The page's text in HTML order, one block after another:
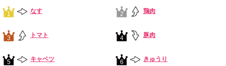
1 なす 2 鶏肉
3 トマト 4 豚肉
5 キャベツ 6 きゅうり